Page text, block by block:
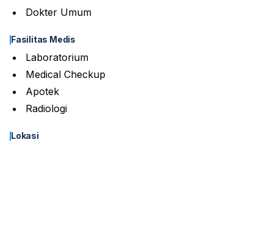
Dokter Umum
Fasilitas Medis
Laboratorium
Medical Checkup
Apotek
Radiologi
Lokasi